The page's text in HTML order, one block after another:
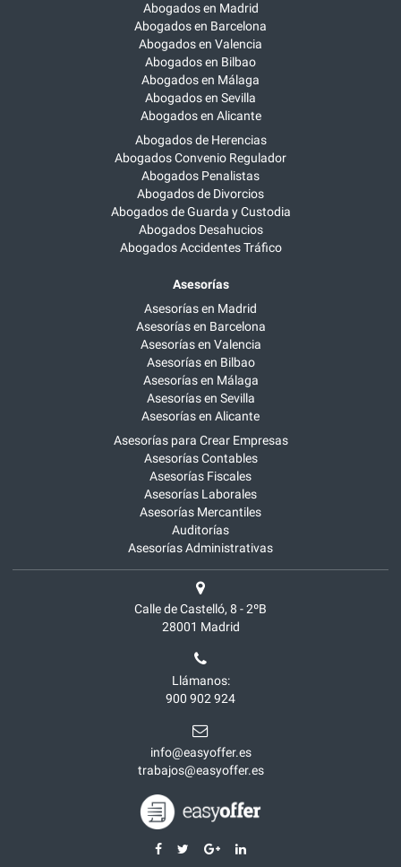
Abogados en Madrid
Abogados en Barcelona
Abogados en Valencia
Abogados en Bilbao
Abogados en Málaga
Abogados en Sevilla
Abogados en Alicante
Abogados de Herencias
Abogados Convenio Regulador
Abogados Penalistas
Abogados de Divorcios
Abogados de Guarda y Custodia
Abogados Desahucios
Abogados Accidentes Tráfico
Asesorías
Asesorías en Madrid
Asesorías en Barcelona
Asesorías en Valencia
Asesorías en Bilbao
Asesorías en Málaga
Asesorías en Sevilla
Asesorías en Alicante
Asesorías para Crear Empresas
Asesorías Contables
Asesorías Fiscales
Asesorías Laborales
Asesorías Mercantiles
Auditorías
Asesorías Administrativas
Calle de Castelló, 8 - 2ºB
28001 Madrid
Llámanos:
900 902 924
info@easyoffer.es
trabajos@easyoffer.es